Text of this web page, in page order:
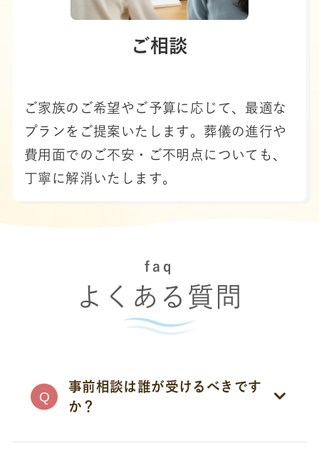
ご相談
ご家族のご希望やご予算に応じて、最適な
プランをご提案いたします。葬儀の進行や
費用面でのご不安・ご不明点についても、
丁寧に解消いたします。
faq
よくある質問
事前相談は誰が受けるべきです
か？